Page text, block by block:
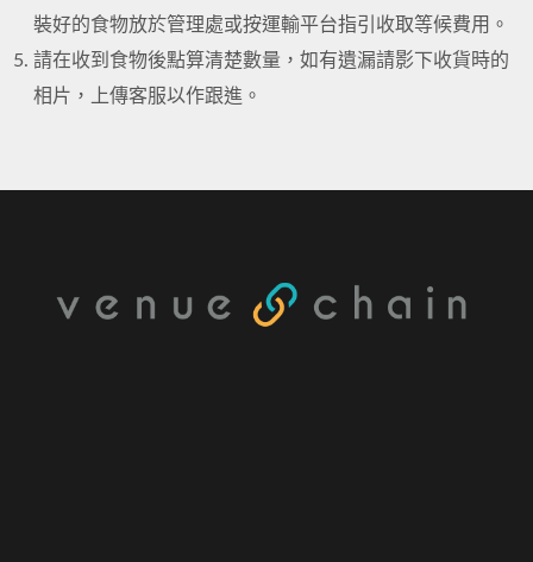
裝好的食物放於管理處或按運輸平台指引收取等候費用。
請在收到食物後點算清楚數量，如有遺漏請影下收貨時的
相片，上傳客服以作跟進。